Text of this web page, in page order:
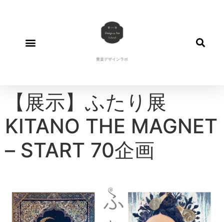
豊楽デザインラボ
【展示】ふたり展
KITANO THE MAGNET
– START 70企画